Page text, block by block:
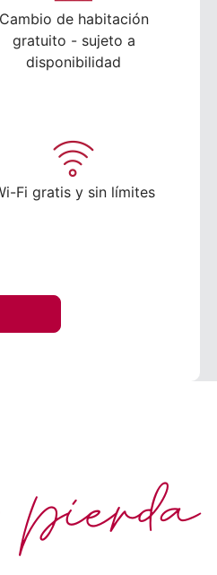
Cambio de habitación
gratuito - sujeto a
disponibilidad
Fi gratis y sin límites